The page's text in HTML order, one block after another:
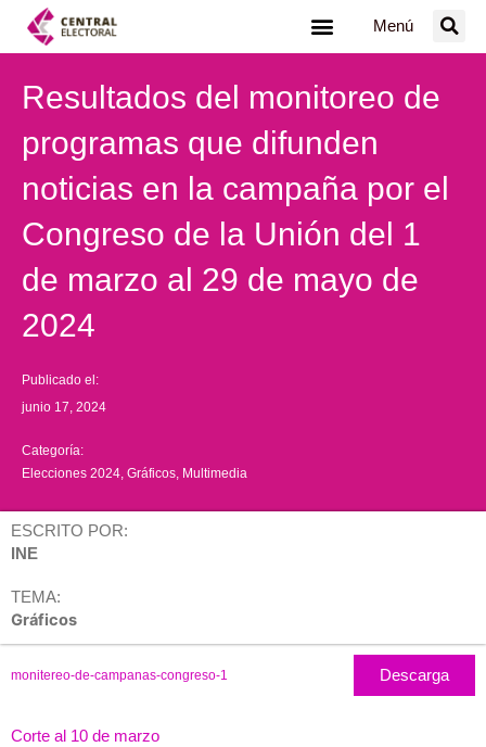
Menú
Resultados del monitoreo de
programas que difunden
noticias en la campaña por el
Congreso de la Unión del 1
de marzo al 29 de mayo de
2024
Publicado el:
junio 17, 2024
Categoría:
Elecciones 2024 Gráficos Multimedia
ESCRITO POR:
INE
TEMA:
Gráficos
monitereo-de-campanas-congreso-1 Descarga
Corte al 10 de marzo